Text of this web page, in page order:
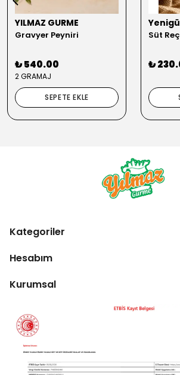
YILMAZ GURME
Gravyer Peyniri
₺ 540.00
2 GRAMAJ
SEPETE EKLE
Süt
₺
Kategoriler
Hesabım
Kurumsal